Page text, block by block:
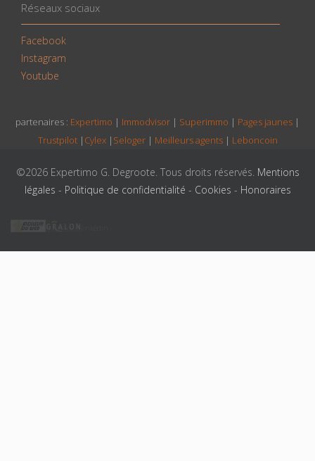
Réseaux sociaux
Facebook
Instagram
Youtube
partenaires : Expertimo | Immodvisor | Superimmo | Pages jaunes |
Trustpilot| Cylex| Seloger| Meilleurs agents| Leboncoin
©2026 Expertimo G. Degroote. Tous droits réservés. Mentions
légales - Politique de confidentialité - Cookies - Honoraires